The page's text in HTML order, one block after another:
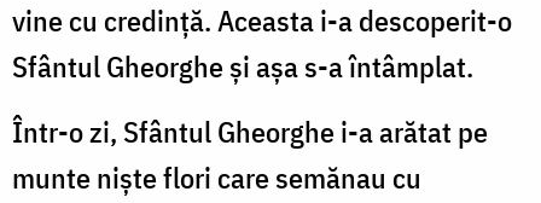
vine cu credinţă. Aceasta i-a descoperit-o
Sfântul Gheorghe şi aşa s-a întâmplat.
Într-o zi, Sfântul Gheorghe i-a arătat pe
munte nişte flori care semănau cu